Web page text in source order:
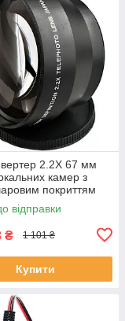
2.2X 67 мм
камер з
покриттям
відправки
₴ 1 101 ₴
Купити